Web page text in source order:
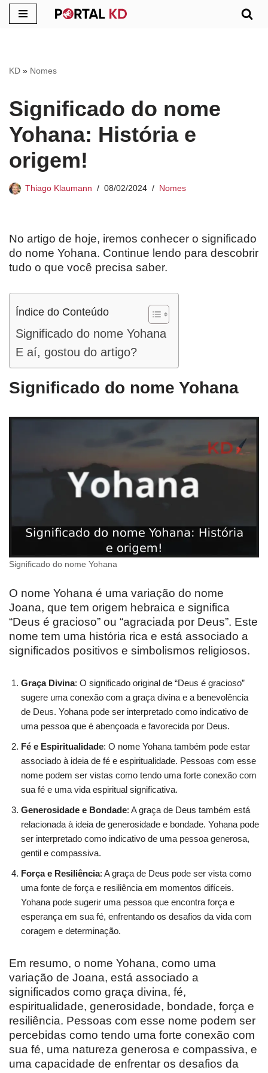
conteúdo
KD » Nomes
Significado do nome
Yohana: História e
origem!
Thiago Klaumann 08/02/2024 Nomes
No artigo de hoje, iremos conhecer o significado
do nome Yohana. Continue lendo para descobrir
tudo o que você precisa saber.
Índice do Conteúdo
Significado do nome Yohana
E aí, gostou do artigo?
Significado do nome Yohana
Significado do nome Yohana
O nome Yohana é uma variação do nome
Joana, que tem origem hebraica e significa
“Deus é gracioso” ou “agraciada por Deus”. Este
nome tem uma história rica e está associado a
significados positivos e simbolismos religiosos.
Graça Divina: O significado original de “Deus é gracioso”
sugere uma conexão com a graça divina e a benevolência
de Deus. Yohana pode ser interpretado como indicativo de
uma pessoa que é abençoada e favorecida por Deus.
Fé e Espiritualidade: O nome Yohana também pode estar
associado à ideia de fé e espiritualidade. Pessoas com esse
nome podem ser vistas como tendo uma forte conexão com
sua fé e uma vida espiritual significativa.
Generosidade e Bondade: A graça de Deus também está
relacionada à ideia de generosidade e bondade. Yohana pode
ser interpretado como indicativo de uma pessoa generosa,
gentil e compassiva.
Força e Resiliência: A graça de Deus pode ser vista como
uma fonte de força e resiliência em momentos difíceis.
Yohana pode sugerir uma pessoa que encontra força e
esperança em sua fé, enfrentando os desafios da vida com
coragem e determinação.
Em resumo, o nome Yohana, como uma
variação de Joana, está associado a
significados como graça divina, fé,
espiritualidade, generosidade, bondade, força e
resiliência. Pessoas com esse nome podem ser
percebidas como tendo uma forte conexão com
sua fé, uma natureza generosa e compassiva, e
uma capacidade de enfrentar os desafios da